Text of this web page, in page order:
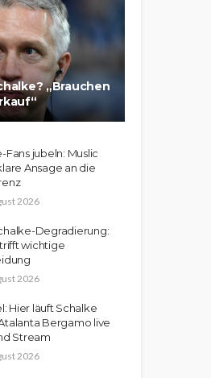
„Brauchen
Fans jubeln: Muslic
Ansage an die
2026
Degradierung:
wichtige
2026
Hier läuft Schalke
Bergamo live
Stream
2026